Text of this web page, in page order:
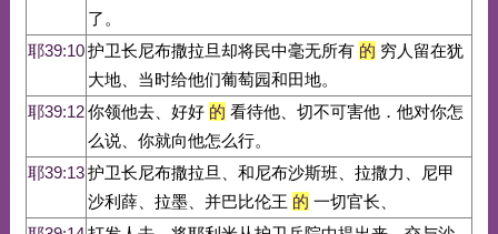
了。
耶39:10护卫长尼布撒拉旦却将民中毫无所有 的 穷人留在犹
大地、当时给他们葡萄园和田地。
耶39:12你领他去、好好 的 看待他、切不可害他．他对你怎
么说、你就向他怎么行。
耶39:13护卫长尼布撒拉旦、和尼布沙斯班、拉撒力、尼甲
沙利薛、拉墨、并巴比伦王 的 一切官长、